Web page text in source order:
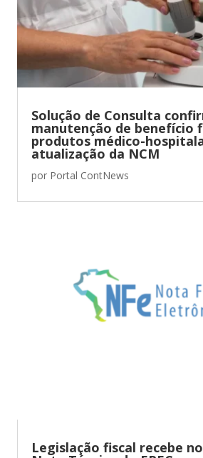
Solução de Consulta
manutenção de benefício
produtos médico-
atualização da NCM
por Portal ContNews
Legislação fiscal recebe